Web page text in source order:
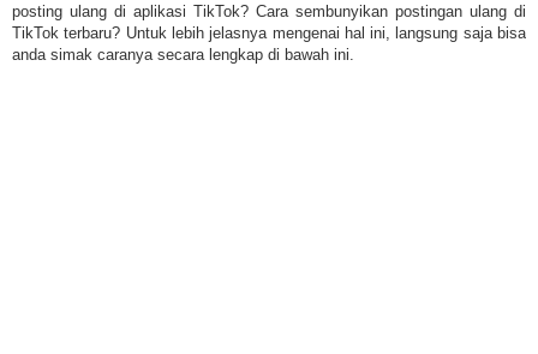
posting ulang di aplikasi TikTok? Cara sembunyikan postingan ulang di
TikTok terbaru? Untuk lebih jelasnya mengenai hal ini, langsung saja bisa
anda simak caranya secara lengkap di bawah ini.